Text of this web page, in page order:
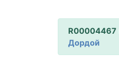
R00004467
Дордой